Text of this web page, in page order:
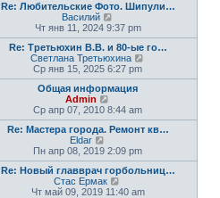
к
п
о
с
л
е
д
н
е
м
у
с
о
б
е
н
е
й
т
и
к
п
о
с
л
д
н
е
у
о
о
Re: Любительские Фото. Шипули…
Василий
е
р
е
й
т
и
к
о
с
л
д
е
м
Чт янв 11, 2024 9:37 pm
Re: Третьюхин В.В. и 80-ые го…
Светлана Третьюхина
р
и
к
с
л
Ср янв 15, 2025 6:27 pm
Общая информация
Admin
е
р
е
т
и
к
п
о
Ср апр 07, 2010 8:44 am
Re: Мастера города. Ремонт кв…
Eldar
е
р
е
й
т
Пн апр 08, 2019 2:09 pm
Re: Новый главврач горбольниц…
Стас Ермак
е
Чт май 09, 2019 11:40 am